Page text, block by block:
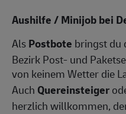
Aushilfe / Minijob bei
AlsPostbote bringst du
Bezirk Post- und
von keinem Wetter die
Auch Quereinsteiger
herzlich willkommen,